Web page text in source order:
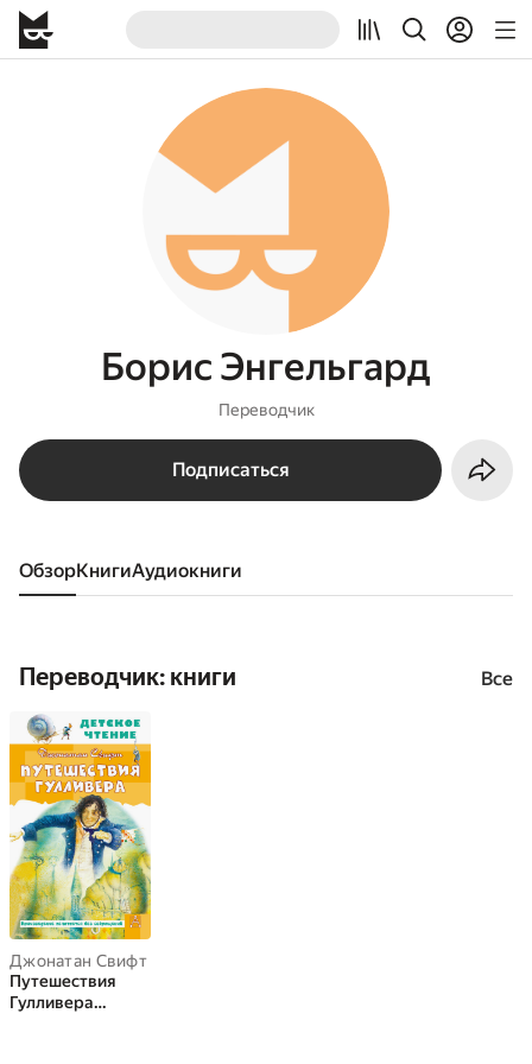
Борис Энгельгард
Переводчик
Подписаться
Обзор книги аудиокниги
Переводчик: книги Все
Джонатан Свифт
Путешествия
Гулливера